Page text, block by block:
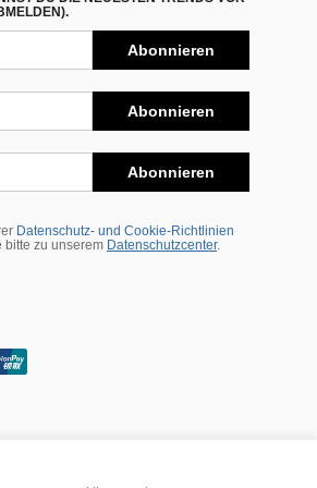
Abonnieren
Abonnieren
Abonnieren
Datenschutz- und Cookie-Richtlinien
bitte zu unserem Datenschutzcenter.